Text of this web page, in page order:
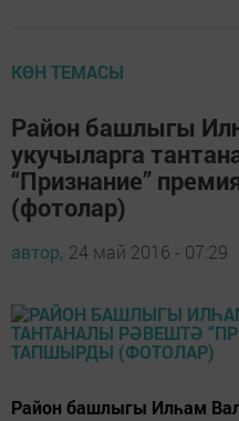
КӨН ТЕМАСЫ
Район башлыгы
укучыларга
“Признание”
(фотолар)
автор, 24 май 2016 - 07:29
Район башлыгы Илһам